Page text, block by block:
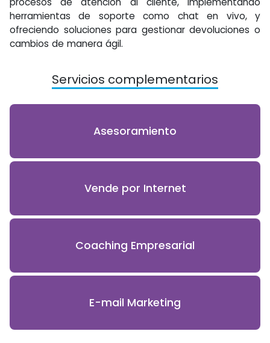
herramientas de soporte como chat en vivo, y
ofreciendo soluciones para gestionar devoluciones o
cambios de manera ágil.
Servicios complementarios
Asesoramiento
Vende por Internet
Coaching Empresarial
E-mail Marketing